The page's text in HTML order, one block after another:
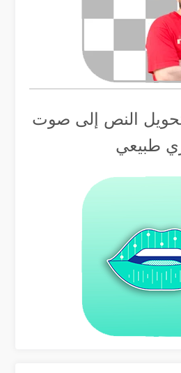
النص إلى صوت
طبيعي